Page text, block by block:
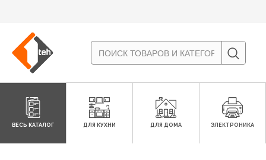
ВЕСЬ КАТАЛОГ ДЛЯ КУХНИ ДЛЯ ДОМА ЭЛЕКТРОНИКА